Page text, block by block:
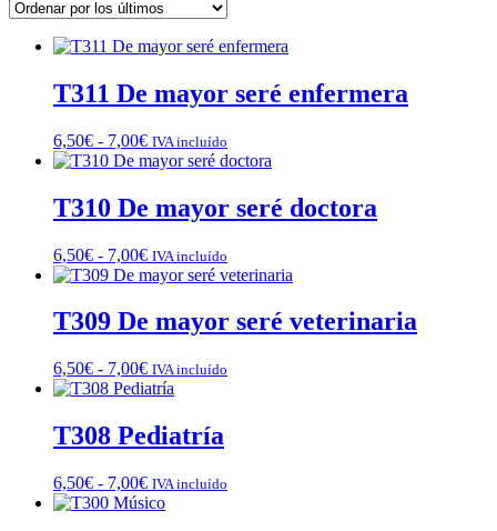
T311 De mayor seré enfermera
6,50€ - 7,00€Rango
de
6,50€
7,00€
IVA incluído
T310 De mayor seré doctora
6,50€ - 7,00€Rango
de
desde
6,50€
7,00€
IVA incluído
T309 De mayor seré veterinaria
6,50€ - 7,00€Rango
de
desde
6,50€
7,00€
IVA incluído
T308 Pediatría
6,50€ - 7,00€Rango
de
IVA incluído